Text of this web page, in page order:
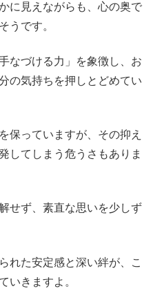
に見えながらも、心の奥で
うです。
なづける力」を象徴し、お
の気持ちを押しとどめてい
保っていますが、その抑え
してしまう危うさもありま
せず、素直な思いを少しず
れた安定感と深い絆が、こ
いきますよ。